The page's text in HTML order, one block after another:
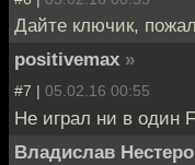
Дайте ключик,
positivemax »
#7 | 05.02.16 00:55
Не играл ни в один
Владислав